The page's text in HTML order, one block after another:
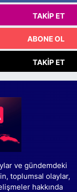
TAKIP ET
ABONE OL
TAKIP ET
ve gündemdeki
toplumsal olaylar,
hakkında